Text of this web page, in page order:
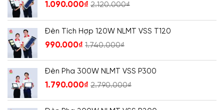
1.090.000₫ 2.120.000₫
Đèn Tích Hợp 120W NLMT VSS T120
990.000₫ 1.740.000₫
Đèn Pha 300W NLMT VSS P300
1.790.000₫ 2.790.000₫